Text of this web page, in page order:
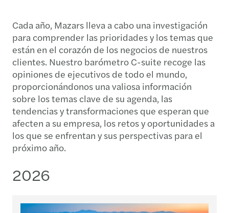
Cada año, Mazars lleva a cabo una investigación
para comprender las prioridades y los temas que
están en el corazón de los negocios de nuestros
clientes. Nuestro barómetro C-suite recoge las
opiniones de ejecutivos de todo el mundo,
proporcionándonos una valiosa información
sobre los temas clave de su agenda, las
tendencias y transformaciones que esperan que
afecten a su empresa, los retos y oportunidades a
los que se enfrentan y sus perspectivas para el
próximo año.
2026